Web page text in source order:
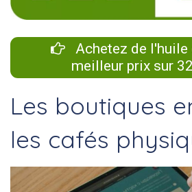
Achetez de l'huile
meilleur prix sur
Les boutiques
les cafés